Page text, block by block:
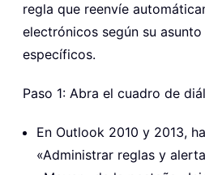
regla que reenvíe
electrónicos según su
específicos.
Paso 1: Abra el cuadro de
En Outlook 2010 y 2013,
«Administrar reglas y